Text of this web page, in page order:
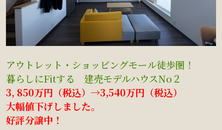
アウトレット・ショッピングモール徒歩圏！
暮らしにFitする 建売モデルハウスNo２
3, 850万円（税込）→3,540万円（税込）
大幅値下げしました。
好評分譲中！